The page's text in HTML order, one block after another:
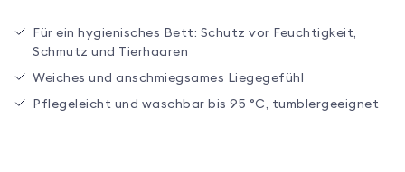
basierend auf
Kundenbewertung
Für ein hygienisches Bett: Schutz vor Feuchtigkeit,
Schmutz und Tierhaaren
Weiches und anschmiegsames Liegegefühl
Pflegeleicht und waschbar bis 95 °C, tumblergeeignet